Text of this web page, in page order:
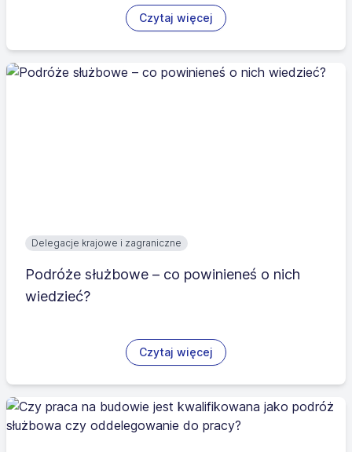
Czytaj więcej
Delegacje krajowe i zagraniczne
Podróże służbowe – co powinieneś o nich
wiedzieć?
Czytaj więcej